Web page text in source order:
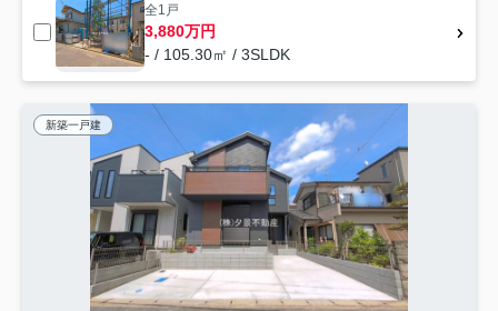
全1戸
3,880万円
- / 105.30㎡ / 3SLDK
新築一戸建